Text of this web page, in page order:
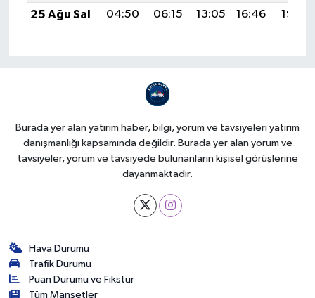
25 Ağu Sal
04:50 06:15 13:05 16:46 19:44
Burada yer alan yatırım haber, bilgi, yorum ve tavsiyeleri yatırım
danışmanlığı kapsamında değildir. Burada yer alan yorum ve
tavsiyeler, yorum ve tavsiyede bulunanların kişisel görüşlerine
dayanmaktadır.
Hava Durumu
Trafik Durumu
Puan Durumu ve Fikstür
Tüm Manşetler